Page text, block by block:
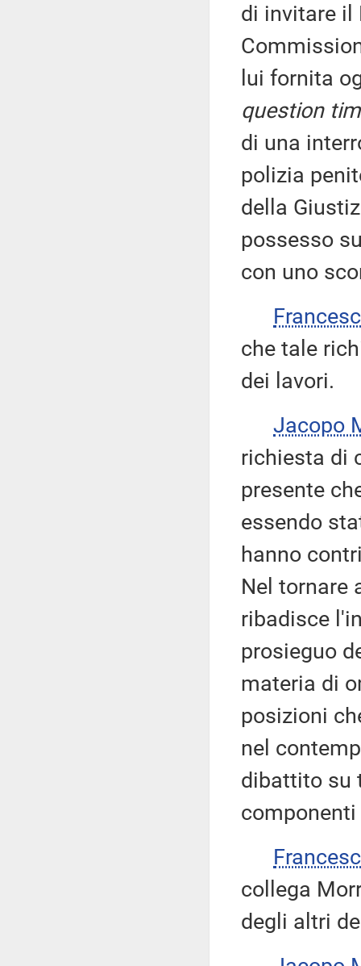
di invitare il
lui fornita
question
di una
polizia
della
possesso
con uno
che tale
dei lavori.
Jacopo
richiesta di
presente
essendo
hanno
Nel tornare
ribadisce
prosieguo
materia di
posizioni
nel
dibattito su
collega
degli altri